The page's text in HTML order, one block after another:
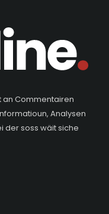
an Commentairen
Analysen
der soss wäit siche